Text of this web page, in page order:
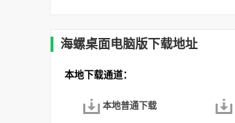
海螺桌面电脑版下载地址
本地下载通道：
本地普通下载